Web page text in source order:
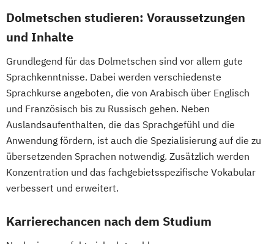
Medical Leadership
Management
Online Marketing
Online-Marketing
Personalmanagement
Pflegemanagement
Pflegepädagogik
Projektmanagement
Psychologie
Software Engineering Soziale Arbeit
Sozialmanagement Sportmanagement
Technische Betriebswirtschaftslehre
Dolmetschen studieren: Voraussetzungen
und Inhalte
Grundlegend für das Dolmetschen sind vor allem gute
Sprachkenntnisse. Dabei werden verschiedenste
Sprachkurse angeboten, die von Arabisch über Englisch
und Französisch bis zu Russisch gehen. Neben
Auslandsaufenthalten, die das Sprachgefühl und die
Anwendung fördern, ist auch die Spezialisierung auf die zu
übersetzenden Sprachen notwendig. Zusätzlich werden
Konzentration und das fachgebietsspezifische Vokabular
verbessert und erweitert.
Karrierechancen nach dem Studium